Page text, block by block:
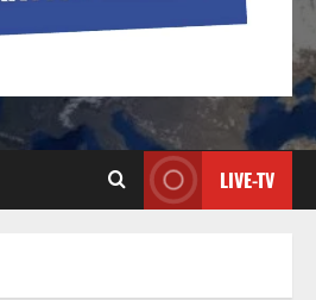
LIVE-TV